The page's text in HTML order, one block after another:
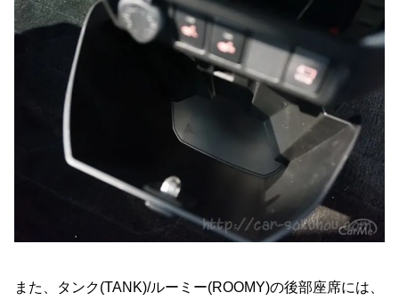
また、タンク(TANK)/ルーミー(ROOMY)の後部座席には、